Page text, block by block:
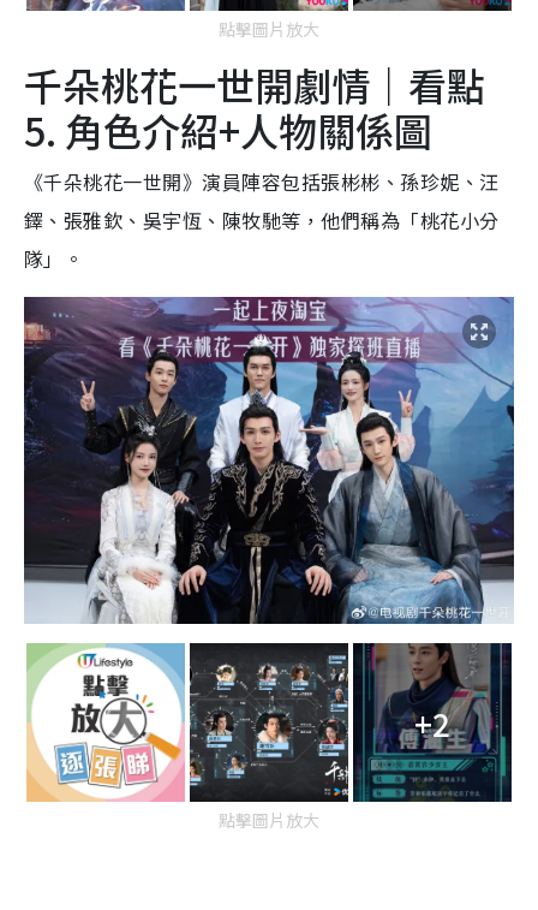
點擊圖片放大
千朵桃花一世開劇情｜看點
5. 角色介紹+人物關係圖
《千朵桃花一世開》演員陣容包括張彬彬、孫珍妮、汪
鐸、張雅欽、吳宇恆、陳牧馳等，他們稱為「桃花小分
隊」。
+2
點擊圖片放大